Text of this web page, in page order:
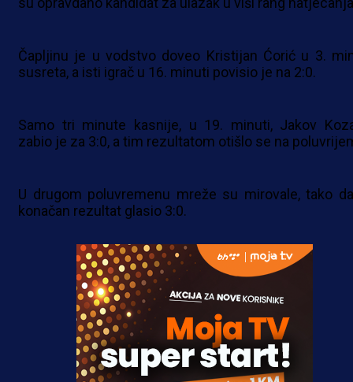
Čapljinu je u vodstvo doveo Kristijan Ćorić u 3.
susreta, a isti igrač u 16. minuti povisio je na 2:0.
Samo tri minute kasnije, u 19. minuti, Jakov
zabio je za 3:0, a tim rezultatom otišlo se na
U drugom poluvremenu mreže su mirovale, tako
konačan rezultat glasio 3:0.